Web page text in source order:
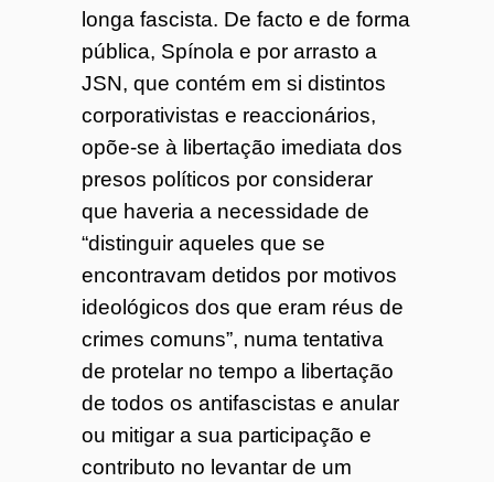
longa fascista. De facto e de forma
pública, Spínola e por arrasto a
JSN, que contém em si distintos
corporativistas e reaccionários,
opõe-se à libertação imediata dos
presos políticos por considerar
que haveria a necessidade de
“distinguir aqueles que se
encontravam detidos por motivos
ideológicos dos que eram réus de
crimes comuns”, numa tentativa
de protelar no tempo a libertação
de todos os antifascistas e anular
ou mitigar a sua participação e
contributo no levantar de um